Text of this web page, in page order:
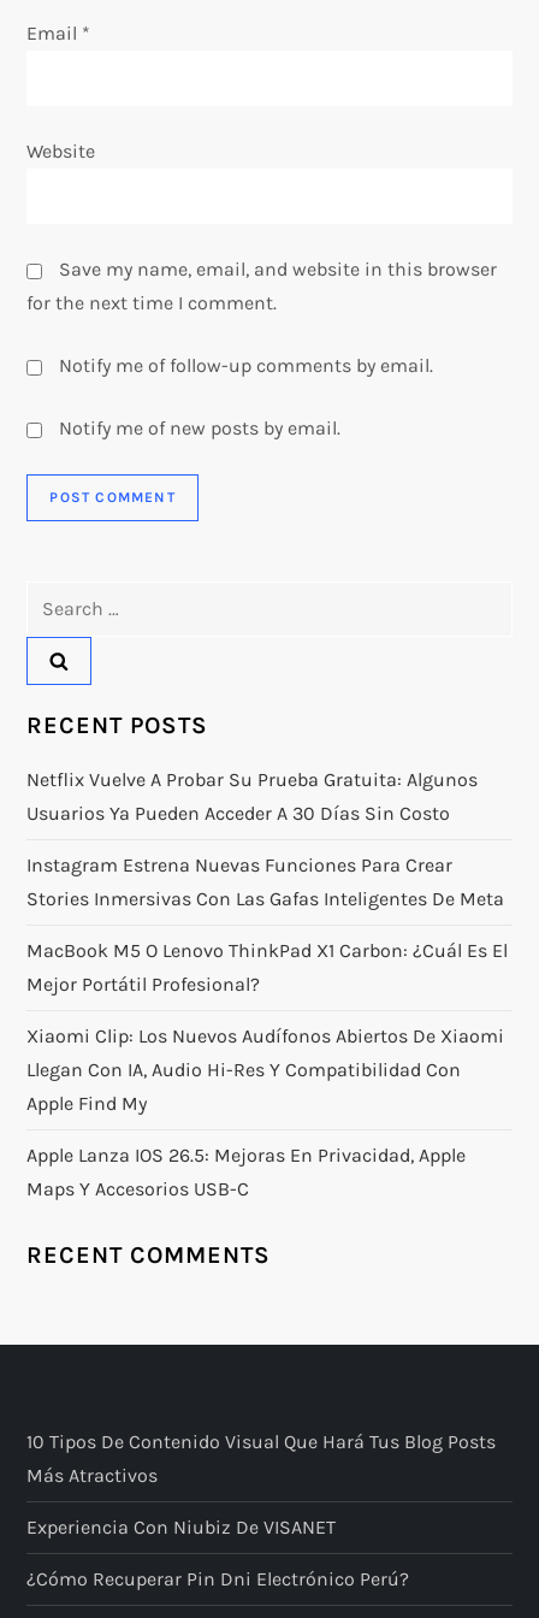
Email *
Website
Save my name, email, and website in this browser
for the next time I comment.
Notify me of follow-up comments by email.
Notify me of new posts by email.
RECENT POSTS
Netflix Vuelve A Probar Su Prueba Gratuita: Algunos
Usuarios Ya Pueden Acceder A 30 Días Sin Costo
Instagram Estrena Nuevas Funciones Para Crear
Stories Inmersivas Con Las Gafas Inteligentes De Meta
MacBook M5 O Lenovo ThinkPad X1 Carbon: ¿Cuál Es El
Mejor Portátil Profesional?
Xiaomi Clip: Los Nuevos Audífonos Abiertos De Xiaomi
Llegan Con IA, Audio Hi-Res Y Compatibilidad Con
Apple Find My
Apple Lanza IOS 26.5: Mejoras En Privacidad, Apple
Maps Y Accesorios USB-C
RECENT COMMENTS
10 Tipos De Contenido Visual Que Hará Tus Blog Posts
Más Atractivos
Experiencia Con Niubiz De VISANET
¿Cómo Recuperar Pin Dni Electrónico Perú?